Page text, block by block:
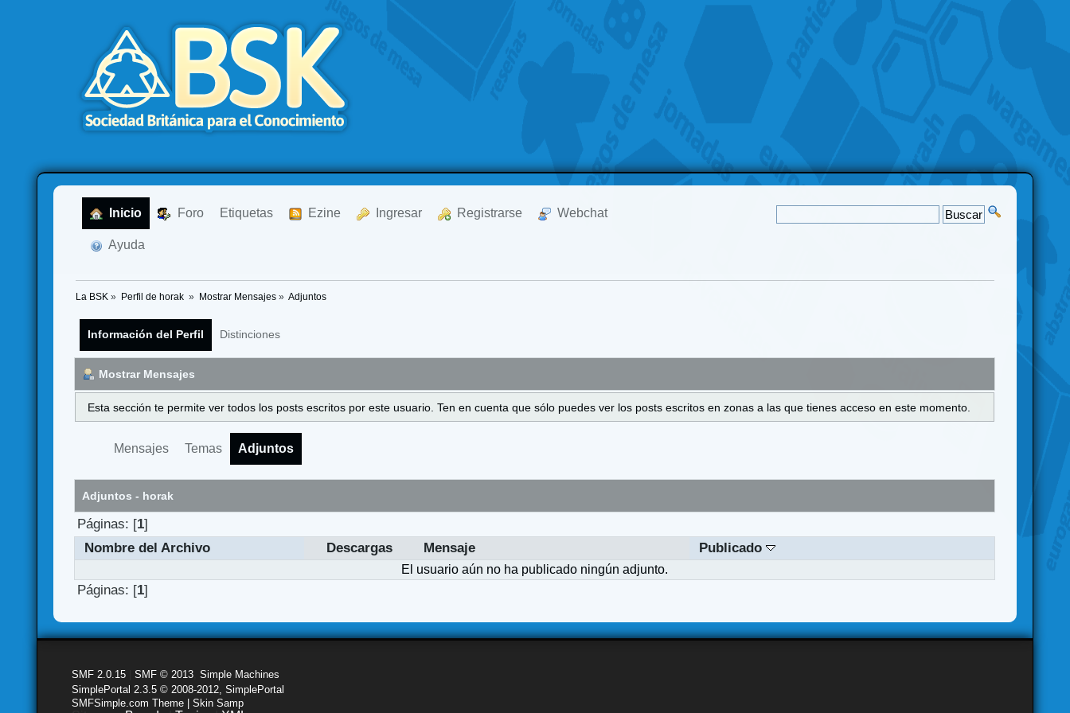
Inicio Foro Etiquetas Ezine Ingresar Registrarse Webchat
Ayuda
La BSK » Perfil de horak » Mostrar Mensajes» Adjuntos
Información del Perfil Distinciones
Mostrar Mensajes
Esta sección te permite ver todos los posts escritos por este usuario. Ten en cuenta que sólo puedes ver los posts escritos en zonas a las que tienes acceso en este momento.
Mensajes Temas Adjuntos
Adjuntos - horak
Páginas: [1]
Nombre del Archivo
Descargas Mensaje Publicado
El usuario aún no ha publicado ningún adjunto.
Páginas: [1]
SMF 2.0.15 |SMF © 2013 ,Simple Machines
SimplePortal 2.3.5 © 2008-2012, SimplePortal
SMFSimple.com Theme | Skin Samp